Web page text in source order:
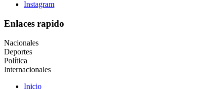
Instagram
Enlaces rapido
Nacionales
Deportes
Política
Internacionales
Inicio